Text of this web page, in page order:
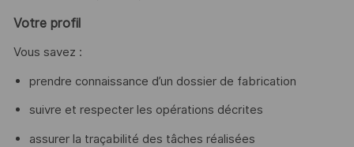
Votre profil
Vous savez :
prendre connaissance d’un dossier de fabrication
suivre et respecter les opérations décrites
assurer la traçabilité des tâches réalisées